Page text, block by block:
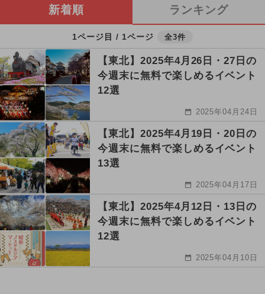
新着順 ランキング
1ページ目 / 1ページ 全3件
【東北】2025年4月26日・27日の
今週末に無料で楽しめるイベント
12選
2025年04月24日
【東北】2025年4月19日・20日の
今週末に無料で楽しめるイベント
13選
2025年04月17日
【東北】2025年4月12日・13日の
今週末に無料で楽しめるイベント
12選
2025年04月10日